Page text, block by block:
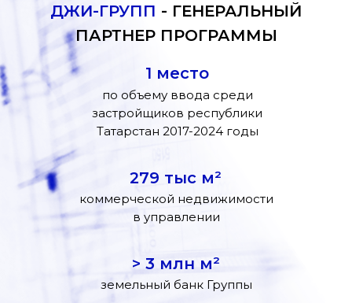
ДЖИ-ГРУПП - ГЕНЕРАЛЬНЫЙ
ПАРТНЕР ПРОГРАММЫ
земельный банк Группы
> 3 млн м²
1 место
по объему ввода среди
застройщиков республики
Татарстан 2017-2024 годы
коммерческой недвижимости
в управлении
279 тыс м²